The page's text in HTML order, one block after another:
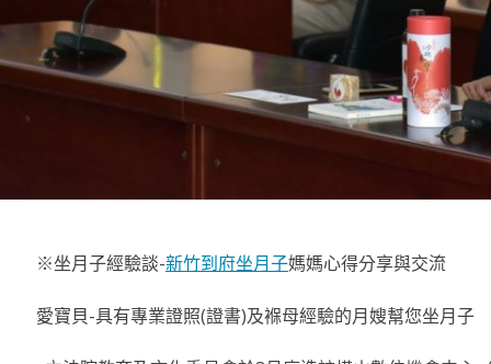
※坐月子經驗談-新竹到府坐月子媽媽心得分享與交流
愛寶貝-具有專業證照(證書)及褓母經驗的月嫂幫您坐月子